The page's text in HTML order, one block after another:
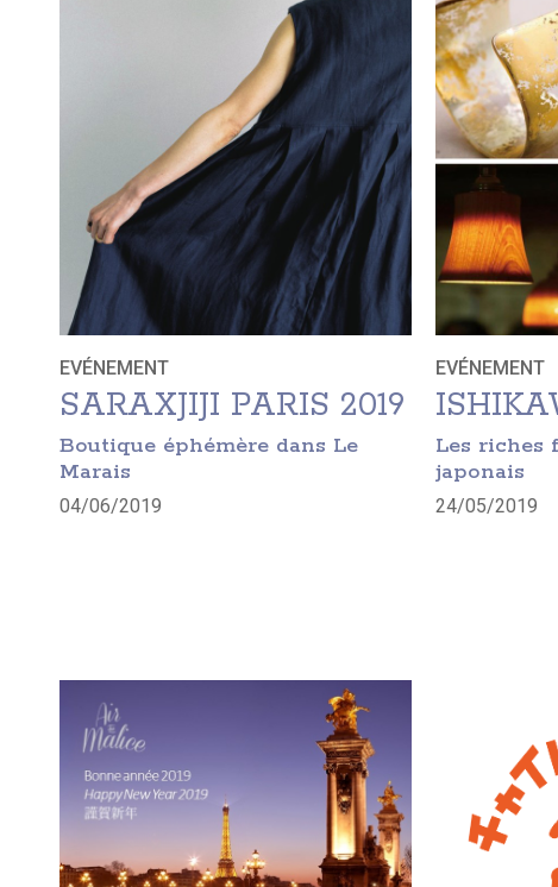
EVÉNEMENT
SARAXJIJI PARIS 2019
Boutique éphémère dans Le
Marais
04/06/2019
EVÉNEMENT
Les riches
japonais
24/05/2019